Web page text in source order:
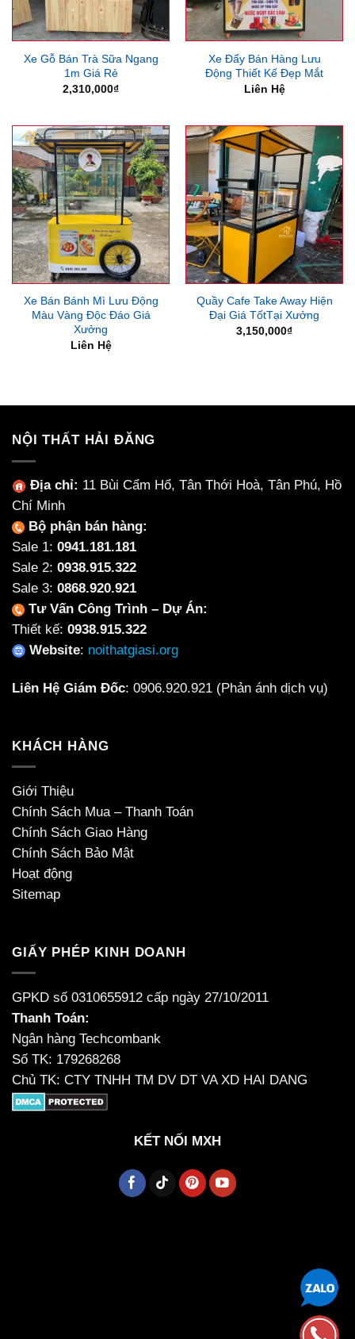
Xe Gỗ Bán Trà Sữa Ngang
1m Giá Rẻ
2,310,000₫
Xe Đẩy Bán Hàng Lưu
Động Thiết Kế Đẹp Mắt
Liên Hệ
Xe Bán Bánh Mì Lưu Động
Màu Vàng Độc Đáo Giá
Xưởng
Liên Hệ
Quầy Cafe Take Away Hiện
Đại Giá TốtTại Xưởng
3,150,000₫
NỘI THẤT HẢI ĐĂNG
Địa chỉ: 11 Bùi Cẩm Hổ, Tân Thới Hoà, Tân Phú, Hồ
Chí Minh
Bộ phận bán hàng:
Sale 1: 0941.181.181
Sale 2: 0938.915.322
Sale 3: 0868.920.921
Tư Vấn Công Trình – Dự Án:
Thiết kế: 0938.915.322
Website: noithatgiasi.org
Liên Hệ Giám Đốc: 0906.920.921 (Phản ánh dịch vụ)
KHÁCH HÀNG
Giới Thiệu
Chính Sách Mua – Thanh Toán
Chính Sách Giao Hàng
Chính Sách Bảo Mật
Hoạt động
Sitemap
GIẤY PHÉP KINH DOANH
GPKD số 0310655912 cấp ngày 27/10/2011
Thanh Toán:
Ngân hàng Techcombank
Số TK: 179268268
Chủ TK: CTY TNHH TM DV DT VA XD HAI DANG
KẾT NỐI MXH